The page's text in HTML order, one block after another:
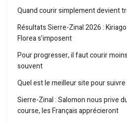
Quand courir simplement devient
Résultats Sierre-Zinal 2026 :
Florea s’imposent
Pour progresser, il faut courir
souvent
Quel est le meilleur site pour
Sierre-Zinal : Salomon nous prive
course, les Français apprécieront